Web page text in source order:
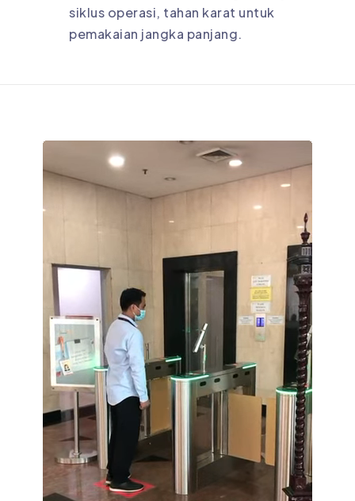
siklus operasi, tahan karat untuk
pemakaian jangka panjang.